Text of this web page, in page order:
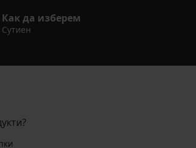
Как да изберем
Сутиен